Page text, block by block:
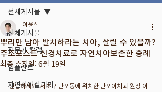
전체게시물
전문가 칼럼
임플란트
자연치아살리기
전체게시물
뿌리만 남아 발치하라는 치아, 살릴 수 있을까?
주조포스트 신경치료로 자연치아보존한 증례
이윤섭
최종 수정일: 6월 19일
안녕하세요. 서초구 반포동에 위치한 반포이치과 원장 이